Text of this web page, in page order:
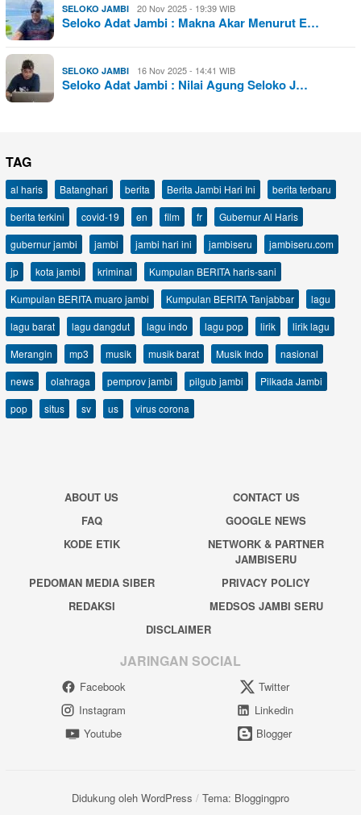
SELOKO JAMBI 20 Nov 2025 - 19:39 WIB
Seloko Adat Jambi : Makna Akar Menurut E…
SELOKO JAMBI 16 Nov 2025 - 14:41 WIB
Seloko Adat Jambi : Nilai Agung Seloko J…
TAG
al haris Batanghari berita Berita Jambi Hari Ini
berita terbaru
berita terkini
covid-19 en film fr
Gubernur Al Haris
gubernur jambi
jambi jambi hari ini jambiseru
jambiseru.com
jp
kota jambi kriminal
Kumpulan BERITA haris-sani
Kumpulan BERITA muaro jambi
Kumpulan BERITA Tanjabbar
lagu
lagu barat
lagu dangdut lagu indo lagu pop lirik
lirik lagu
Merangin
mp3 musik musik barat Musik Indo
nasional
news
olahraga pemprov jambi pilgub jambi
Pilkada Jambi
pop
situs sv us virus corona
ABOUT US
CONTACT US
FAQ
GOOGLE NEWS
KODE ETIK
NETWORK & PARTNER
JAMBISERU
PEDOMAN MEDIA SIBER
PRIVACY POLICY
REDAKSI
MEDSOS JAMBI SERU
DISCLAIMER
JARINGAN SOCIAL
Facebook
Twitter
Instagram
Linkedin
Youtube
Blogger
Didukung oleh WordPress / Tema: Bloggingpro